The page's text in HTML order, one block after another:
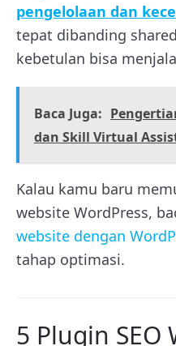
pengelolaan dan
tepat dibanding
kebetulan bisa
Baca Juga:
dan Skill Virtual
Kalau kamu baru
website WordPress,
website dengan
tahap optimasi.
5 Plugin SEO